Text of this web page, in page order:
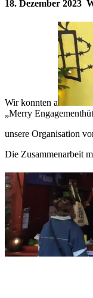
18. Dezember 2023
Wir konnten a
„Merry
unsere Organisation
Die Zusammenarbeit